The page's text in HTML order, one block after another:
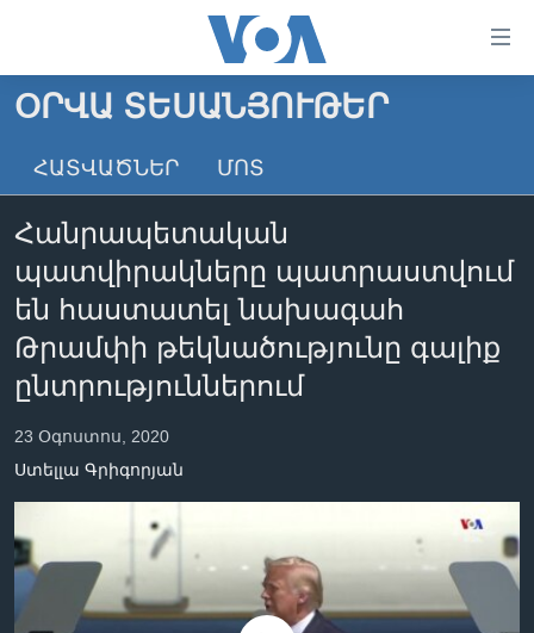
անցնել
հիմնական
անցնել
բովանդակությանը
հիմնական
բովանդակություն
ԳԼԽԱՎՈՐ ԷՋ
ԼՈՒՐԵՐ
ՏԵՍԱՆՅՈՒԹԵՐ
ՖԻԼՄԵՐ
ՖԻԼՄԵՐ
IN ENGLISH
ՄԵՐ ՄԱՍԻՆ
ՄԵՐ ՄԱՍԻՆ
ԿԱՊ ՄԵԶ ՀԵՏ
ՈՒԿՐԱԻՆԱԿԱՆ ՊԱՏԵՐԱԶՄ
Learning English
Լեզուներ
ՕՐՎԱ ՏԵՍԱՆՅՈՒԹԵՐ
ՀԱՏՎԱԾՆԵՐ ՄՈՏ
Հանրապետական
պատվիրակները պատրաստվում
են հաստատել նախագահ
Թրամփի թեկնածությունը գալիք
ընտրություններում
23 Օգոստոս, 2020
Ստելլա Գրիգորյան